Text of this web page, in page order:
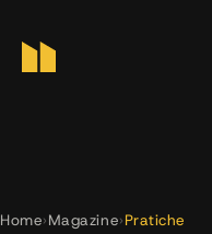
Home›Magazine›Pratiche